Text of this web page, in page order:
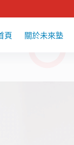
頁 關於未來塾